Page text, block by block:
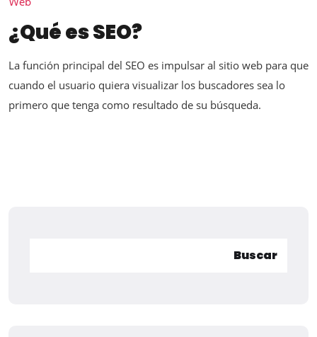
¿Qué es SEO?
La función principal del SEO es impulsar al sitio web para que
cuando el usuario quiera visualizar los buscadores sea lo
primero que tenga como resultado de su búsqueda.
Buscar